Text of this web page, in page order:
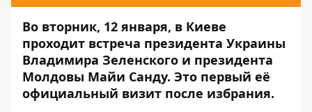
Во вторник, 12 января, в Киеве
проходит встреча президента Украины
Владимира Зеленского и президента
Молдовы Майи Санду. Это первый её
официальный визит после избрания.